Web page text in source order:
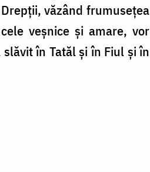
văzând frumusețea
veșnice și amare, vor
în Tatăl și în Fiul și în